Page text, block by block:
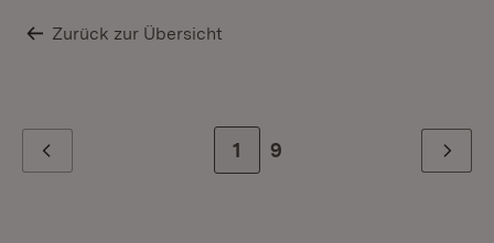
Zurück zur Übersicht
Zur Seite
1 Zur letzten Seite
9 Weiter